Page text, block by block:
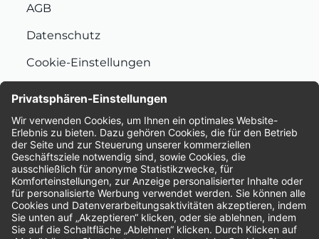
AGB
Datenschutz
Cookie-Einstellungen
Bewertungen